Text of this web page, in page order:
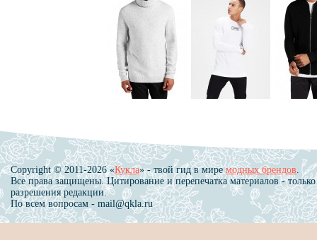
Copyright © 2011-2026 «Кукла» - твой гид в миремодных брендов
Все права защищены. Цитирование и перепечатка материалов - только
разрешения редакции.
По всем вопросам - mail@qkla.ru